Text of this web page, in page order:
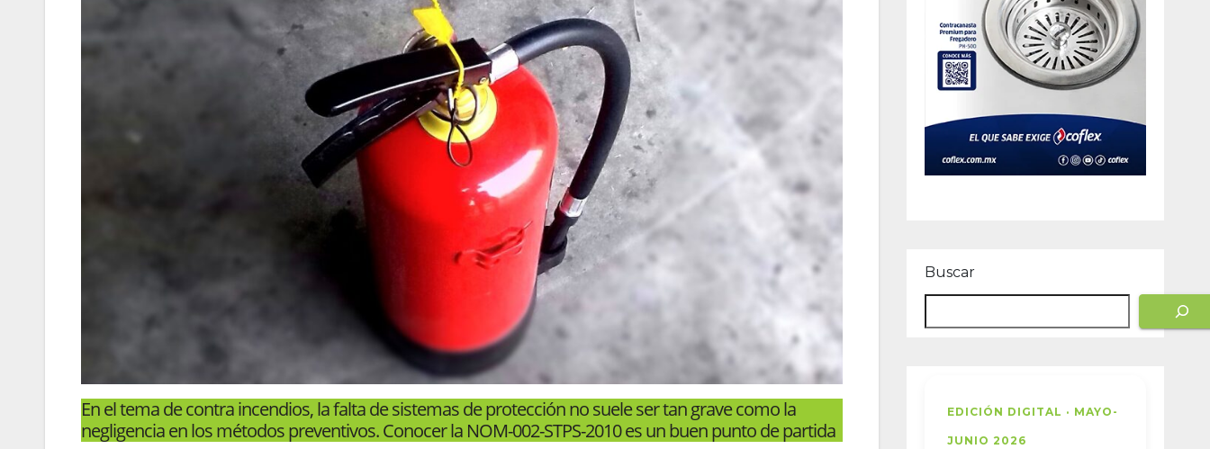
En el tema de contra incendios, la falta de sistemas de protección no suele ser tan grave como la
negligencia en los métodos preventivos. Conocer la NOM-002-STPS-2010 es un buen punto de partida
Buscar
EDICIÓN DIGITAL · MAYO-
JUNIO 2026